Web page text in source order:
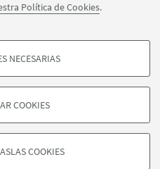
Política de Cookies.
comportamiento en el sitio web, para
NECESARIAS
COOKIES
COOKIES
STUDIORUM - Università di
de cookies